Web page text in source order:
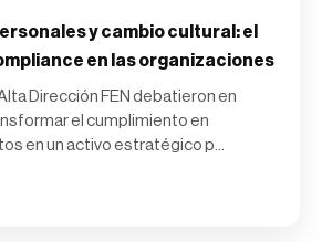
y cambio cultural: el
en las organizaciones
Dirección FEN debatieron en
el cumplimiento en
en un activo estratégico p...